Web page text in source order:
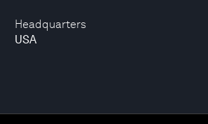
Headquarters
USA